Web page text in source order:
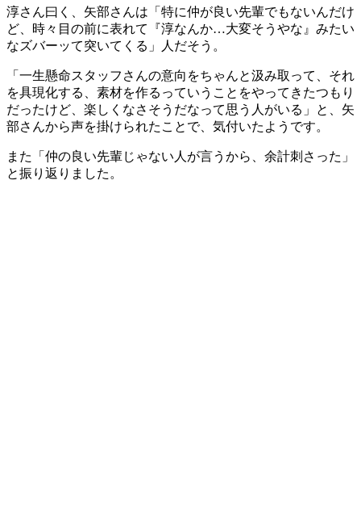
淳さん曰く、矢部さんは「特に仲が良い先輩でもないんだけ
ど、時々目の前に表れて『淳なんか…大変そうやな』みたい
なズバーッて突いてくる」人だそう。
「一生懸命スタッフさんの意向をちゃんと汲み取って、それ
を具現化する、素材を作るっていうことをやってきたつもり
だったけど、楽しくなさそうだなって思う人がいる」と、矢
部さんから声を掛けられたことで、気付いたようです。
また「仲の良い先輩じゃない人が言うから、余計刺さった」
と振り返りました。